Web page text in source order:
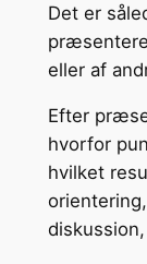
Det er
eller af
Efter
hvorfor
hvilket